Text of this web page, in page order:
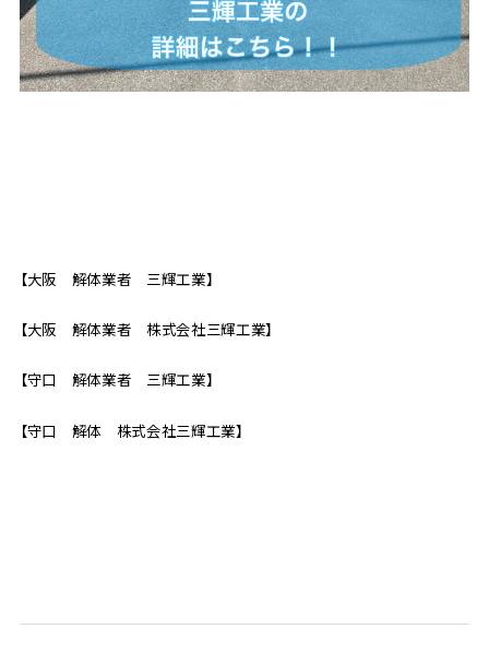
【大阪 解体業者 三輝工業】
【大阪 解体業者 株式会社三輝工業】
【守口 解体業者 三輝工業】
【守口 解体 株式会社三輝工業】